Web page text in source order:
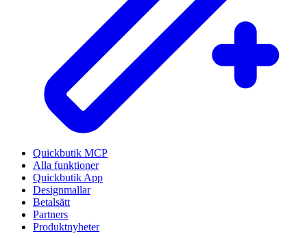
Quickbutik MCP
Alla funktioner
Quickbutik App
Designmallar
Betalsätt
Partners
Produktnyheter